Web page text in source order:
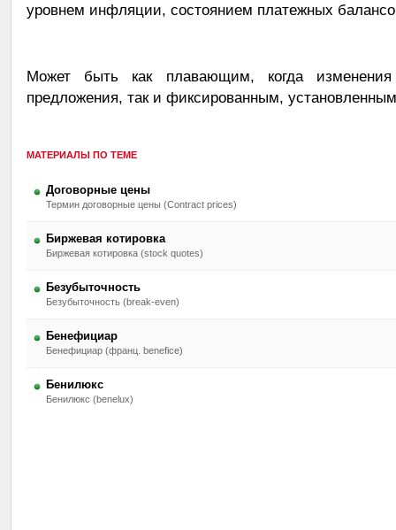
уровнем инфляции, состоянием платежных
Может быть как плавающим, когда
предложения, так и фиксированным,
МАТЕРИАЛЫ ПО ТЕМЕ
Договорные цены
Термин договорные цены (Contract prices)
Биржевая котировка
Биржевая котировка (stock quotes)
Безубыточность
Безубыточность (break-even)
Бенефициар
Бенефициар (франц. benefice)
Бенилюкс
Бенилюкс (benelux)